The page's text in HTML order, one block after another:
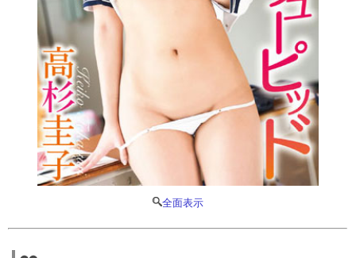
全面表示